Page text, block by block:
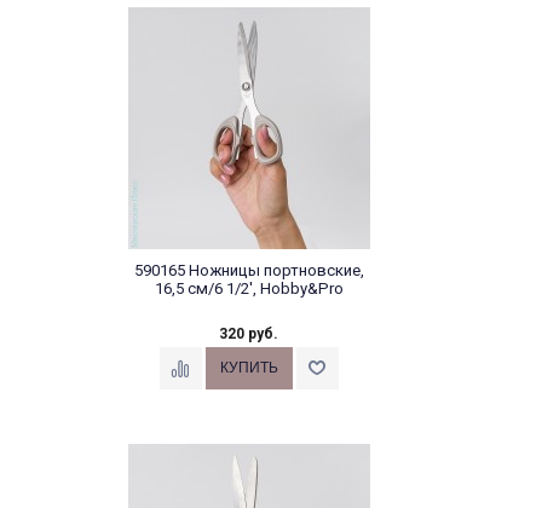
590165 Ножницы портновские,
16,5 см/6 1/2', Hobby&Pro
320 руб.